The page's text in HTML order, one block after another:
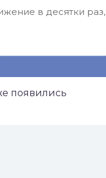
в десятки раз,
появились